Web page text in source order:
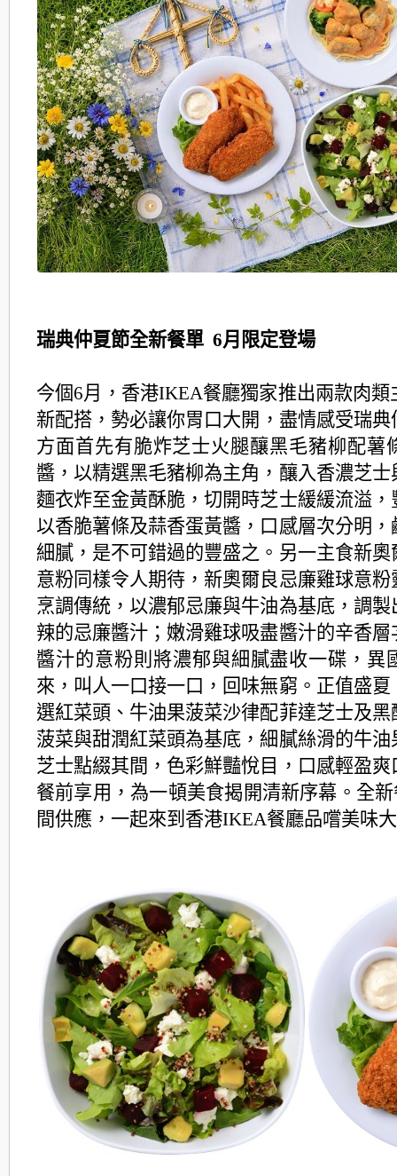
瑞典仲夏節全新餐單 6月限定登場
今個6月，香港IKEA餐廳獨家推出兩款肉類
新配搭，勢必讓你胃口大開，盡情感受瑞典
方面首先有脆炸芝士火腿釀黑毛豬柳配薯
醬，以精選黑毛豬柳為主角，釀入香濃芝士
麵衣炸至金黃酥脆，切開時芝士緩緩流溢，
以香脆薯條及蒜香蛋黃醬， 口感層次分明
細膩，是不可錯過的豐盛之。 另一主食新
意粉同樣令人期待， 新奧爾良忌廉雞球意粉
烹調傳統， 以濃郁忌廉與牛油為基底，調製
辣的忌廉醬汁；嫩滑雞球吸盡醬汁的辛香層
醬汁的意粉則將濃郁與細膩盡收一碟，異
來， 叫人一口接一口，回味無窮。正值盛
選紅菜頭、 牛油果菠菜沙律配菲達芝士及黑
菠菜與甜潤紅菜頭為基底，細膩絲滑的牛油
芝士點綴其間，色彩鮮豔悅目， 口感輕盈
餐前享用，為一頓美食揭開清新序幕。全新
間供應，一起來到香港IKEA餐廳品嚐美味